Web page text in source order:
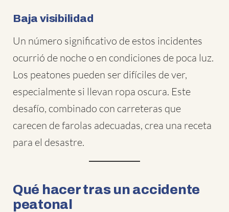
Baja visibilidad
Un número significativo de estos incidentes
ocurrió de noche o en condiciones de poca luz.
Los peatones pueden ser difíciles de ver,
especialmente si llevan ropa oscura. Este
desafío, combinado con carreteras que
carecen de farolas adecuadas, crea una receta
para el desastre.
Qué hacer tras un accidente
peatonal